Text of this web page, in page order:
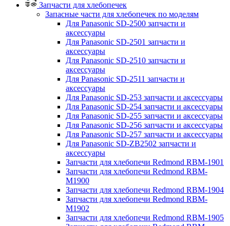
Запчасти для хлебопечек
Запасные части для хлебопечек по моделям
Для Panasonic SD-2500 запчасти и
аксессуары
Для Panasonic SD-2501 запчасти и
аксессуары
Для Panasonic SD-2510 запчасти и
аксессуары
Для Panasonic SD-2511 запчасти и
аксессуары
Для Panasonic SD-253 запчасти и аксессуары
Для Panasonic SD-254 запчасти и аксессуары
Для Panasonic SD-255 запчасти и аксессуары
Для Panasonic SD-256 запчасти и аксессуары
Для Panasonic SD-257 запчасти и аксессуары
Для Panasonic SD-ZB2502 запчасти и
аксессуары
Запчасти для хлебопечи Redmond RBM-1901
Запчасти для хлебопечи Redmond RBM-
M1900
Запчасти для хлебопечи Redmond RBM-1904
Запчасти для хлебопечи Redmond RBM-
M1902
Запчасти для хлебопечи Redmond RBM-1905